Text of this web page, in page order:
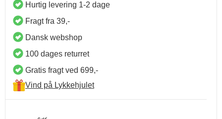
Hurtig levering 1-2 dage
Fragt fra 39,-
Dansk webshop
100 dages returret
Gratis fragt ved 699,-
Vind på Lykkehjulet